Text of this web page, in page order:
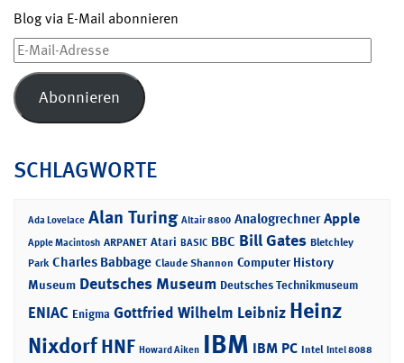
Blog via E-Mail abonnieren
E-
Mail-
Adresse
Abonnieren
SCHLAGWORTE
Ada Lovelace Alan Turing Altair 8800 Analogrechner Apple
Apple Macintosh ARPANET Atari BASIC BBC Bill Gates Bletchley
Park Charles Babbage Claude Shannon Computer History
Museum Deutsches Museum Deutsches Technikmuseum
ENIAC Enigma Gottfried Wilhelm Leibniz Heinz
NixdorfHNF Howard Aiken IBM IBM PC Intel Intel 8088